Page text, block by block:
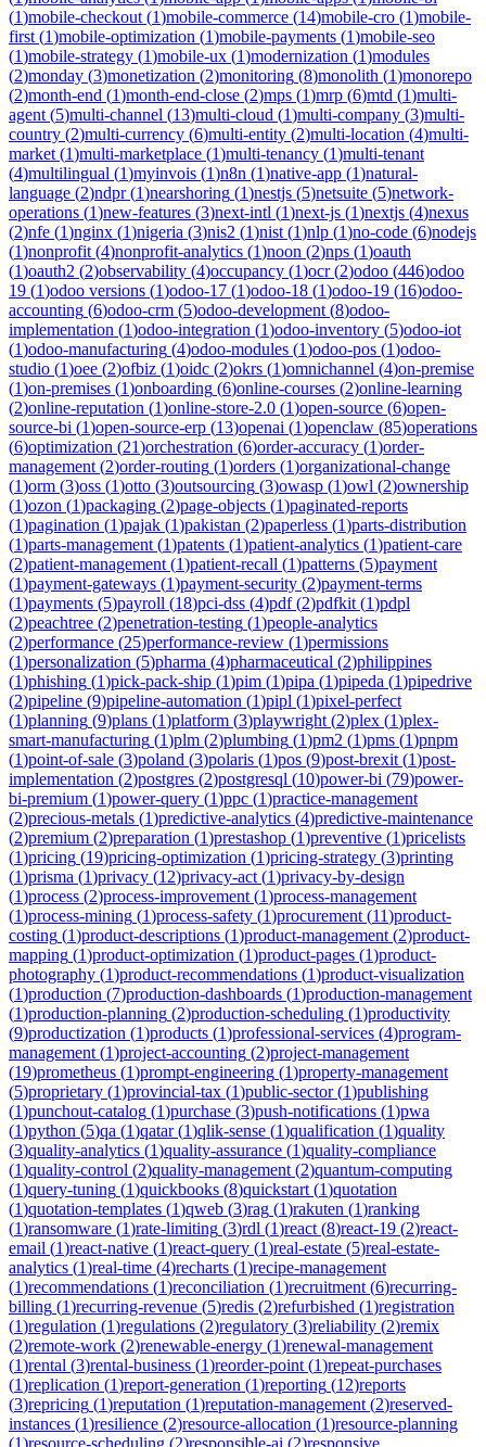
(1)mobile-checkout (1)mobile-commerce (14)mobile-cro (1)mobile-
first (1)mobile-optimization (1)mobile-payments (1)mobile-seo
(1)mobile-strategy (1)mobile-ux (1)modernization (1)modules
(2)monday (3)monetization (2)monitoring (8)monolith (1)monorepo
(2)month-end (1)month-end-close (2)mps (1)mrp (6)mtd (1)multi-
agent (5)multi-channel (13)multi-cloud (1)multi-company (3)multi-
country (2)multi-currency (6)multi-entity (2)multi-location (4)multi-
market (1)multi-marketplace (1)multi-tenancy (1)multi-tenant
(4)multilingual (1)myinvois (1)n8n (1)native-app (1)natural-
language (2)ndpr(1)nearshoring (1)nestjs (5)netsuite (5)network-
operations (1)new-features (3)next-intl (1)next-js (1)nextjs (4)nexus
(2)nfe (1)nginx (1)nigeria (3)nis2 (1)nist (1)nlp (1)no-code (6)nodejs
(1)nonprofit (4)nonprofit-analytics (1)noon (2)nps (1)oauth
(1)oauth2 (2)observability (4)occupancy (1)ocr(2)odoo (446)odoo
19 (1)odoo versions (1)odoo-17 (1)odoo-18 (1)odoo-19 (16)odoo-
accounting (6)odoo-crm (5)odoo-development (8)odoo-
implementation (1)odoo-integration (1)odoo-inventory (5)odoo-iot
(1)odoo-manufacturing (4)odoo-modules (1)odoo-pos (1)odoo-
studio (1)oee (2)ofbiz (1)oidc (2)okrs (1)omnichannel (4)on-premise
(1)on-premises (1)onboarding (6)online-courses (2)online-learning
(2)online-reputation (1)online-store-2.0 (1)open-source (6)open-
source-bi (1)open-source-erp (13)openai (1)openclaw (85)operations
(6)optimization (21)orchestration (6)order-accuracy (1)order-
management (2)order-routing (1)orders (1)organizational-change
(1)orm (3)oss (1)otto (3)outsourcing (3)owasp (1)owl (2)ownership
(1)ozon (1)packaging (2)page-objects (1)paginated-reports
(1)pagination (1)pajak (1)pakistan (2)paperless (1)parts-distribution
(1)parts-management (1)patents (1)patient-analytics (1)patient-care
(2)patient-management (1)patient-recall (1)patterns (5)payment
(1)payment-gateways (1)payment-security (2)payment-terms
(1)payments (5)payroll (18)pci-dss (4)pdf(2)pdfkit (1)pdpl
(2)peachtree (2)penetration-testing (1)people-analytics
(2)performance (25)performance-review (1)permissions
(1)personalization (5)pharma (4)pharmaceutical (2)philippines
(1)phishing (1)pick-pack-ship (1)pim (1)pipa (1)pipeda (1)pipedrive
(2)pipeline (9)pipeline-automation (1)pipl (1)pixel-perfect
(1)planning (9)plans (1)platform (3)playwright (2)plex (1)plex-
smart-manufacturing (1)plm (2)plumbing (1)pm2 (1)pms (1)pnpm
(1)point-of-sale (3)poland (3)polaris (1)pos (9)post-brexit (1)post-
implementation (2)postgres (2)postgresql (10)power-bi (79)power-
bi-premium (1)power-query (1)ppc (1)practice-management
(2)precious-metals (1)predictive-analytics (4)predictive-maintenance
(2)premium (2)preparation (1)prestashop (1)preventive (1)pricelists
(1)pricing (19)pricing-optimization (1)pricing-strategy (3)printing
(1)prisma (1)privacy (12)privacy-act (1)privacy-by-design
(1)process (2)process-improvement (1)process-management
(1)process-mining (1)process-safety (1)procurement (11)product-
costing (1)product-descriptions (1)product-management (2)product-
mapping (1)product-optimization (1)product-pages (1)product-
photography (1)product-recommendations (1)product-visualization
(1)production (7)production-dashboards (1)production-management
(1)production-planning (2)production-scheduling (1)productivity
(9)productization (1)products (1)professional-services (4)program-
management (1)project-accounting (2)project-management
(19)prometheus (1)prompt-engineering (1)property-management
(5)proprietary (1)provincial-tax (1)public-sector(1)publishing
(1)punchout-catalog (1)purchase (3)push-notifications (1)pwa
(1)python (5)qa (1)qatar(1)qlik-sense (1)qualification (1)quality
(3)quality-analytics (1)quality-assurance (1)quality-compliance
(1)quality-control (2)quality-management (2)quantum-computing
(1)query-tuning (1)quickbooks (8)quickstart (1)quotation
(1)quotation-templates (1)qweb (3)rag (1)rakuten (1)ranking
(1)ransomware (1)rate-limiting (3)rdl (1)react (8)react-19 (2)react-
email (1)react-native (1)react-query (1)real-estate (5)real-estate-
analytics (1)real-time (4)recharts (1)recipe-management
(1)recommendations (1)reconciliation (1)recruitment (6)recurring-
billing (1)recurring-revenue (5)redis (2)refurbished (1)registration
(1)regulation (1)regulations (2)regulatory (3)reliability (2)remix
(2)remote-work (2)renewable-energy (1)renewal-management
(1)rental (3)rental-business (1)reorder-point (1)repeat-purchases
(1)replication (1)report-generation (1)reporting (12)reports
(3)repricing (1)reputation (1)reputation-management (2)reserved-
instances (1)resilience (2)resource-allocation (1)resource-planning
(1)resource-scheduling (2)responsible-ai (2)responsive